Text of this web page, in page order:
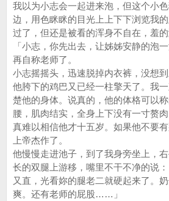
我以为小志会一起进来泡，但这个小
边，用色眯眯的目光上上下下浏览我
过了，但还是被看的浑身不自在，羞的
「小志，你先出去，让姊姊安静的泡
再自称老师了。
小志摇摇头，迅速脱掉内衣裤，没想
他胯下的鸡巴又已经一柱擎天了。我
楚他的身体。说真的，他的体格可以
腰，肌肉结实，全身上下没有一寸赘
真难以相信他才十五岁。如果他不要
上帝杰作了。
他慢慢走进池子，到了我身旁坐上，
长的双腿上游移，嘴里不干不净的说
又直，光看妳的腿老二就硬起来了。
爽。还有老师的屁股……」